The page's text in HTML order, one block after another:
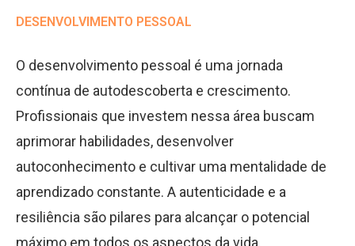
DESENVOLVIMENTO PESSOAL
O desenvolvimento pessoal é uma jornada
contínua de autodescoberta e crescimento.
Profissionais que investem nessa área buscam
aprimorar habilidades, desenvolver
autoconhecimento e cultivar uma mentalidade de
aprendizado constante. A autenticidade e a
resiliência são pilares para alcançar o potencial
máximo em todos os aspectos da vida.